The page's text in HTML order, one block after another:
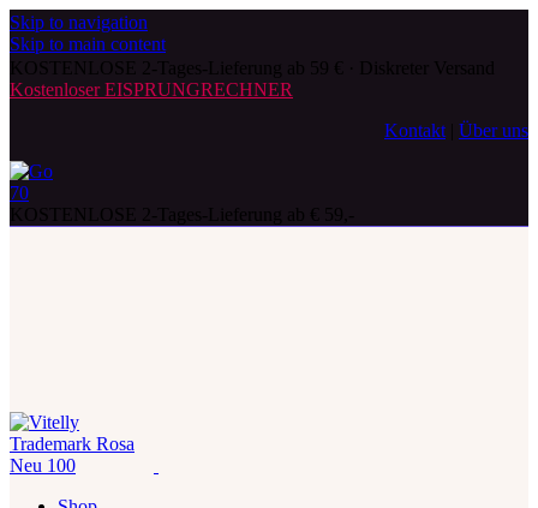
Skip to navigation
Skip to main content
Kostenloser EISPRUNGRECHNER
Kontakt
Über uns